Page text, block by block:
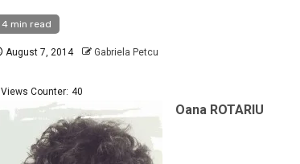
4 min read
August 7, 2014 Gabriela Petcu
Views Counter: 40
Oana ROTARIU